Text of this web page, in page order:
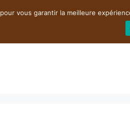
vous garantir la meilleure